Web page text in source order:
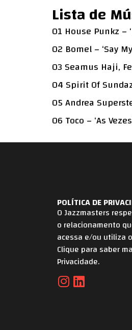
Lista de
01 House Punkz –
02 Bomel – ‘Say
03 Seamus Haji,
04 Spirit Of
05 Andrea
06 Toco – ‘As
POLÍTICA DE
O Jazzmasters
o relacionamento
acessa e/ou utiliza
Clique para saber
Privacidade.